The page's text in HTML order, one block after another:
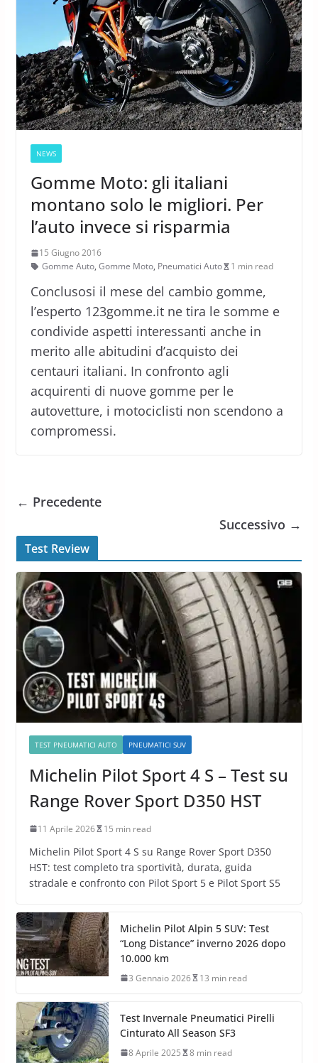
NEWS
Gomme Moto: gli italiani
montano solo le migliori. Per
l’auto invece si risparmia
15 Giugno 2016
Gomme Auto, Gomme Moto, Pneumatici Auto 1 min read
Conclusosi il mese del cambio gomme,
l’esperto 123gomme.it ne tira le somme e
condivide aspetti interessanti anche in
merito alle abitudini d’acquisto dei
centauri italiani. In confronto agli
acquirenti di nuove gomme per le
autovetture, i motociclisti non scendono a
compromessi.
← Precedente
Successivo →
Test Review
TEST PNEUMATICI AUTO PNEUMATICI SUV
Michelin Pilot Sport 4 S – Test su
Range Rover Sport D350 HST
11 Aprile 2026 15 min read
Michelin Pilot Sport 4 S su Range Rover Sport D350
HST: test completo tra sportività, durata, guida
stradale e confronto con Pilot Sport 5 e Pilot Sport S5
Michelin Pilot Alpin 5 SUV: Test
“Long Distance” inverno 2026 dopo
10.000 km
3 Gennaio 2026 13 min read
Test Invernale Pneumatici Pirelli
Cinturato All Season SF3
8 Aprile 2025 8 min read